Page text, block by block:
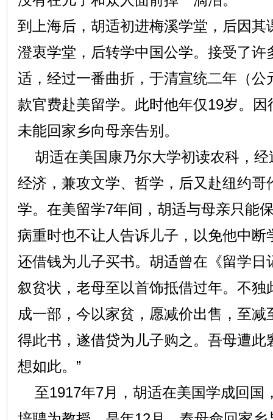
到上海后，胡适初进梅溪学堂，后因其
澄衷学堂，后转学中国公学。接受了许
适，经过一番曲折，于清宣统二年（公
款官费赴美留学。此时他年仅19岁。
未能回家乡向母亲告别。
胡适在美国康乃尔大学初读农科，经
经济，兼攻文学、哲学，后又赴纽约哥
学。在美留学7年间，胡适与母亲只能
病重时也不让人告诉儿子，以免他中断
还借钱为儿子买书。胡适曾在《留学日
叙贫状，老母至以首饰抵借过年。不独
成一部，今以家贫，愿减价出售，至减
得此书，遂借贷为儿子购之。吾母遭此
想如此。”
至1917年7月，胡适在美国学成回国